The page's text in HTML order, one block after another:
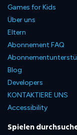
Games for Kids
Über uns
Eltern
Abonnement FAQ
Blog
Developers
KONTAKTIERE UNS
Accessibility
Spielen